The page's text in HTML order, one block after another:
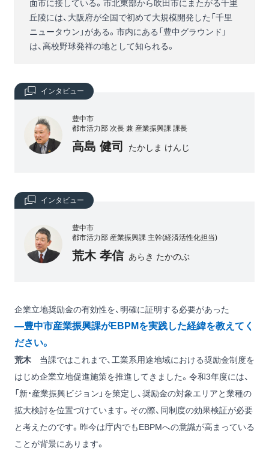
面市に接している。市北東部から吹田市にまたがる千里
丘陵には、大阪府が全国で初めて大規模開発した「千里
ニュータウン」がある。市内にある「豊中グラウンド」
は、高校野球発祥の地として知られる。
インタビュー
豊中市
都市活力部 次長 兼 産業振興課 課長
高島 健司 たかしま けんじ
インタビュー
豊中市
都市活力部 産業振興課 主幹(経済活性化担当)
荒木 孝信 あらき たかのぶ
企業立地奨励金の有効性を、明確に証明する必要があった
―豊中市産業振興課がEBPMを実践した経緯を教えてく
ださい。
荒木 当課ではこれまで、工業系用途地域における奨励金制度を
はじめ企業立地促進施策を推進してきました。令和3年度には、
「新・産業振興ビジョン」を策定し、奨励金の対象エリアと業種の
拡大検討を位置づけています。その際、同制度の効果検証が必要
と考えたのです。昨今は庁内でもEBPMへの意識が高まっている
ことが背景にあります。